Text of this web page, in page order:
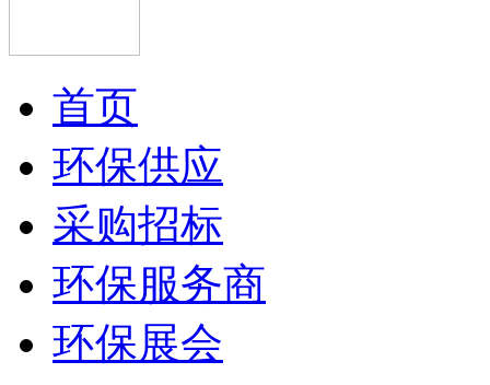
首页
环保供应
采购招标
环保服务商
环保展会